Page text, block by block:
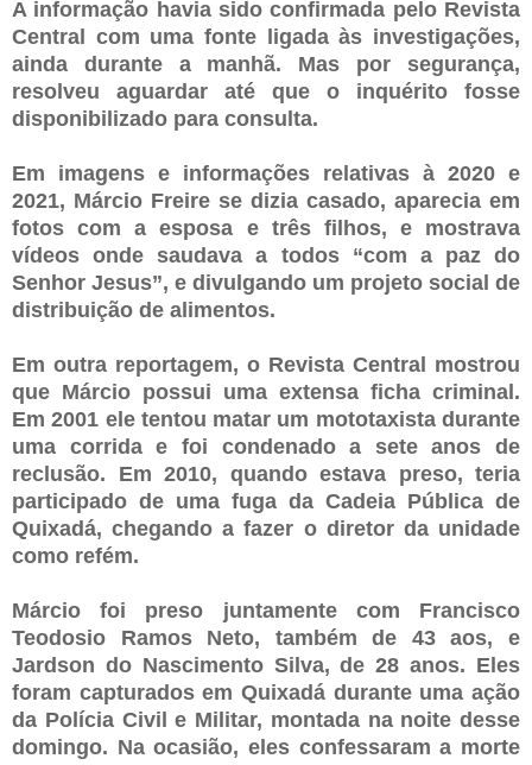
A informação havia sido confirmada pelo Revista
Central com uma fonte ligada às investigações,
ainda durante a manhã. Mas por segurança,
resolveu aguardar até que o inquérito fosse
disponibilizado para consulta.
Em imagens e informações relativas à 2020 e
2021, Márcio Freire se dizia casado, aparecia em
fotos com a esposa e três filhos, e mostrava
vídeos onde saudava a todos “com a paz do
Senhor Jesus”, e divulgando um projeto social de
distribuição de alimentos.
Em outra reportagem, o Revista Central mostrou
que Márcio possui uma extensa ficha criminal.
Em 2001 ele tentou matar um mototaxista durante
uma corrida e foi condenado a sete anos de
reclusão. Em 2010, quando estava preso, teria
participado de uma fuga da Cadeia Pública de
Quixadá, chegando a fazer o diretor da unidade
como refém.
Márcio foi preso juntamente com Francisco
Teodosio Ramos Neto, também de 43 aos, e
Jardson do Nascimento Silva, de 28 anos. Eles
foram capturados em Quixadá durante uma ação
da Polícia Civil e Militar, montada na noite desse
domingo. Na ocasião, eles confessaram a morte